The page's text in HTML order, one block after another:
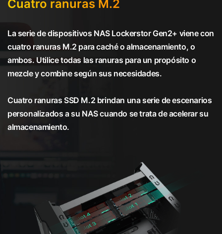
Cuatro ranuras M.2
La serie de dispositivos NAS Lockerstor Gen2+ viene con
cuatro ranuras M.2 para caché o almacenamiento, o
ambos. Utilice todas las ranuras para un propósito o
mezcle y combine según sus necesidades.
Cuatro ranuras SSD M.2 brindan una serie de escenarios
personalizados a su NAS cuando se trata de acelerar su
almacenamiento.